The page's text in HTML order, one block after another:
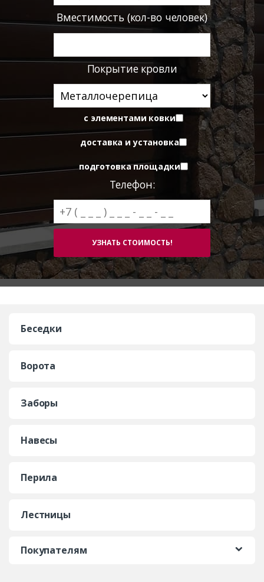
Вместимость (кол-во человек)
Покрытие кровли
с элементами ковки
доставка и установка
подготовка площадки
Телефон:
Беседки
Ворота
Заборы
Навесы
Перила
Лестницы
Покупателям